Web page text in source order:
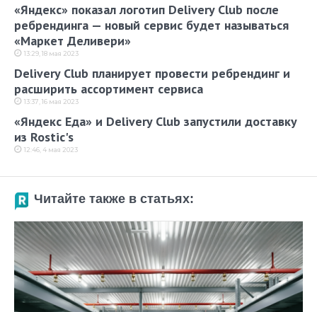
«Яндекс» показал логотип Delivery Club после
ребрендинга — новый сервис будет называться
«Маркет Деливери»
13:29, 18 мая 2023
Delivery Club планирует провести ребрендинг и
расширить ассортимент сервиса
13:37, 16 мая 2023
«Яндекс Еда» и Delivery Club запустили доставку
из Rostic's
12:46, 4 мая 2023
Читайте также в статьях: